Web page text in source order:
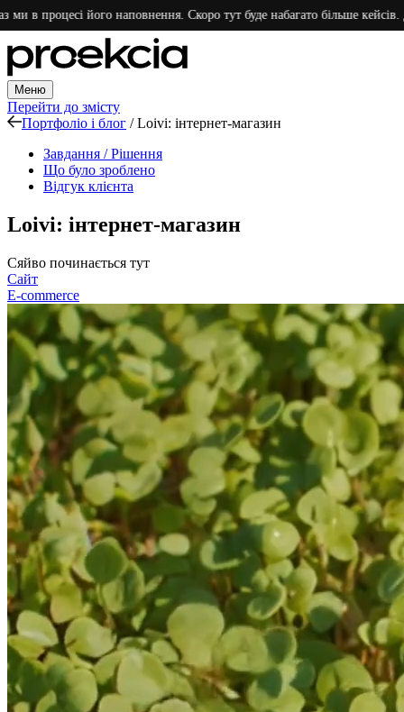
його наповнення. Скоро тут буде набагато більше кейсів.
Меню
Перейти до змісту
Портфоліо і блог / Loivi: інтернет-магазин
Завдання / Рішення
Що було зроблено
Відгук клієнта
Loivi: інтернет-магазин
Сяйво починається тут
Сайт
E-commerce